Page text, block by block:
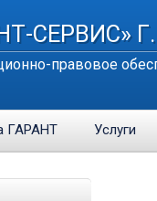
СЕРВИС»
правовое
ГАРАНТ Услуги